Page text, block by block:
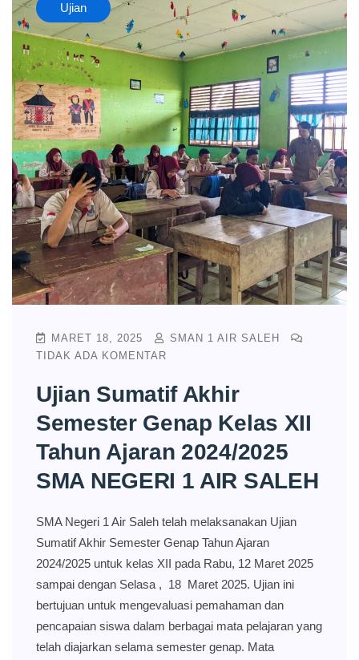
Ujian
MARET 18, 2025
SMAN 1 AIR SALEH
TIDAK ADA KOMENTAR
Ujian Sumatif Akhir
Semester Genap Kelas XII
Tahun Ajaran 2024/2025
SMA NEGERI 1 AIR SALEH
SMA Negeri 1 Air Saleh telah melaksanakan Ujian
Sumatif Akhir Semester Genap Tahun Ajaran
2024/2025 untuk kelas XII pada Rabu, 12 Maret 2025
sampai dengan Selasa , 18 Maret 2025. Ujian ini
bertujuan untuk mengevaluasi pemahaman dan
pencapaian siswa dalam berbagai mata pelajaran yang
telah diajarkan selama semester genap. Mata